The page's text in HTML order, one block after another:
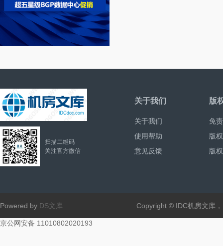
扫描二维码
关注官方微信
关于我们
关于我们
使用帮助
意见反馈
版
免
版
版
Powered by DS文库 Copyright © IDC机房文库
京公网安备 11010802020193